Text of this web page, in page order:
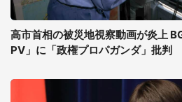
高市首相の被災地視察動画が炎上
PV」に「政権プロパガンダ」批判